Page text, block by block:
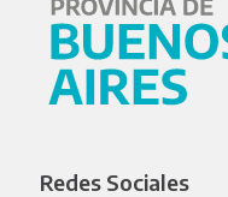
Redes Sociales